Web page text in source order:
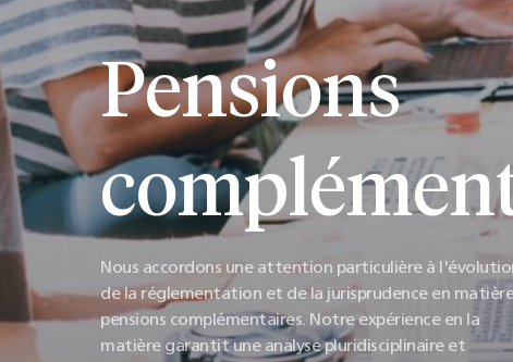
Pensions
Nous accordons une attention particulière à
de la réglementation et de la jurisprudence en
pensions complémentaires. Notre expérience en la
matière garantit une analyse pluridisciplinaire et